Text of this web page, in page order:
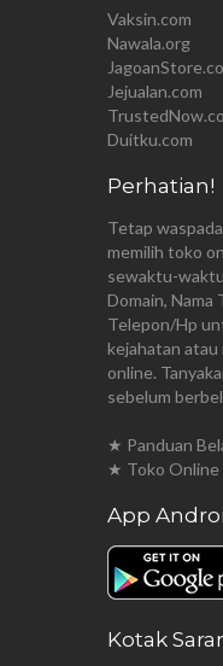
Vaksin.com
Nawala.org
Jejualan.com
Duitku.com
Perhatian!
Tetap
memilih toko
sewaktu-
Domain, Nama
Telepon/Hp
kejahatan atau
online.
sebelum
★ Panduan
★ Toko Online
App
Kotak